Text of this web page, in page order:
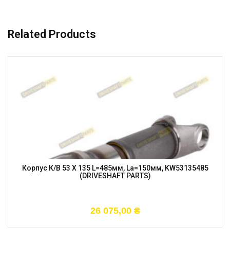
Related Products
Корпус К/в 53 X 135 L=485мм, La=150мм, KW53135485
(DRIVESHAFT PARTS)
26 075,00 ₴